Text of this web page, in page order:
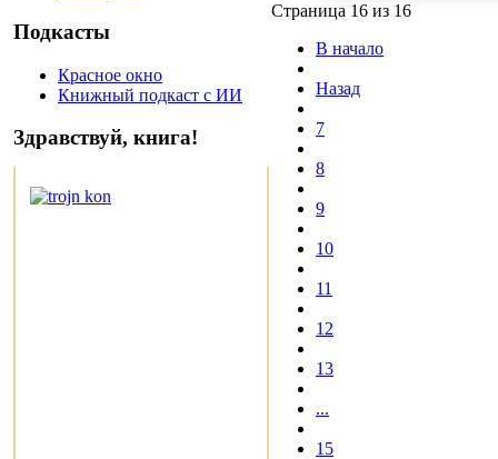
Подкасты
Красное окно
Книжный подкаст с ИИ
Здравствуй, книга!
Страница 16 из 16
В начало
Назад
7
8
9
10
11
12
13
...
15